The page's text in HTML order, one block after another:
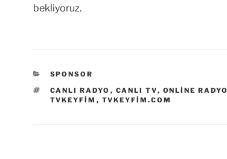
bekliyoruz.
KATEGORILER
SPONSOR
ETIKETLER
CANLI RADYO , CANLI TV, ONLINE RADYO
TVKEYFIM , TVKEYFIM.COM